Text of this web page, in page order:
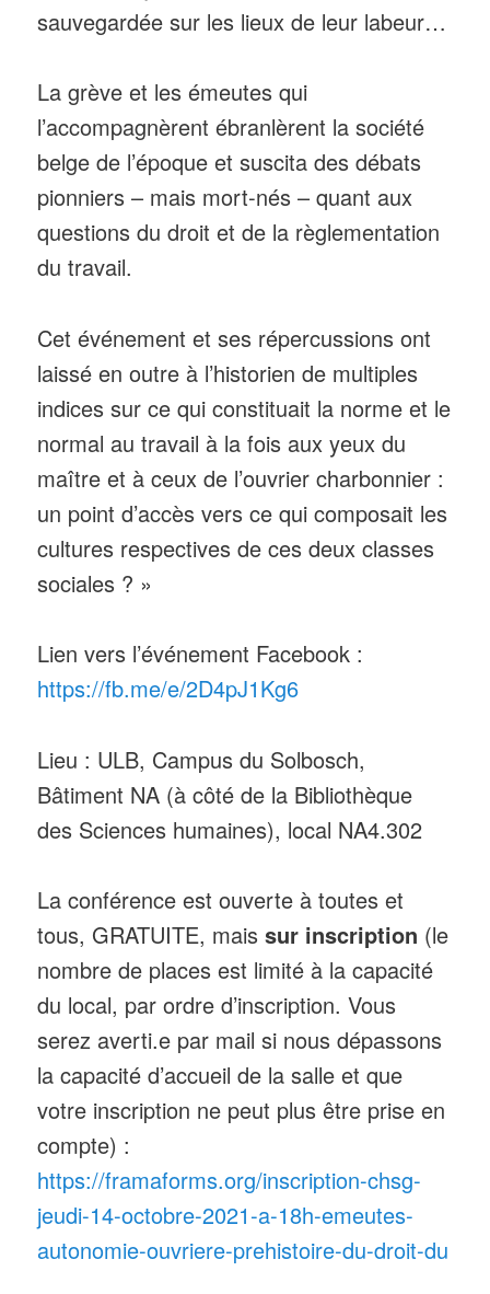
sauvegardée sur les lieux de leur labeur…
La grève et les émeutes qui
l’accompagnèrent ébranlèrent la société
belge de l’époque et suscita des débats
pionniers – mais mort-nés – quant aux
questions du droit et de la règlementation
du travail.
Cet événement et ses répercussions ont
laissé en outre à l’historien de multiples
indices sur ce qui constituait la norme et le
normal au travail à la fois aux yeux du
maître et à ceux de l’ouvrier charbonnier :
un point d’accès vers ce qui composait les
cultures respectives de ces deux classes
sociales ? »
Lien vers l’événement Facebook :
https://fb.me/e/2D4pJ1Kg6
Lieu : ULB, Campus du Solbosch,
Bâtiment NA (à côté de la Bibliothèque
des Sciences humaines), local NA4.302
La conférence est ouverte à toutes et
tous, GRATUITE, maissur inscription (le
nombre de places est limité à la capacité
du local, par ordre d’inscription. Vous
serez averti.e par mail si nous dépassons
la capacité d’accueil de la salle et que
votre inscription ne peut plus être prise en
compte) :
https://framaforms.org/inscription-chsg-
jeudi-14-octobre-2021-a-18h-emeutes-
autonomie-ouvriere-prehistoire-du-droit-du